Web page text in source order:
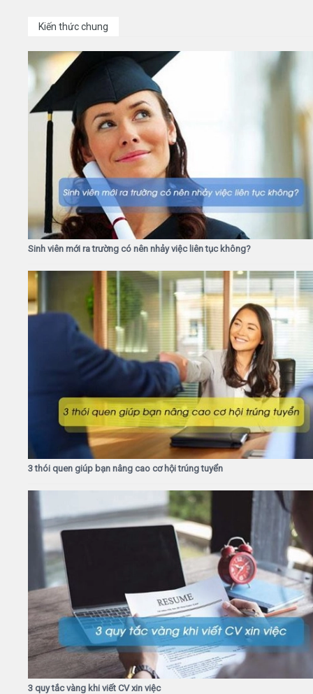
Kiến thức chung
Sinh viên mới ra trường có nên nhảy việc liên tục không?
3 thói quen giúp bạn nâng cao cơ hội trúng tuyển
3 quy tắc vàng khi viết CV xin việc